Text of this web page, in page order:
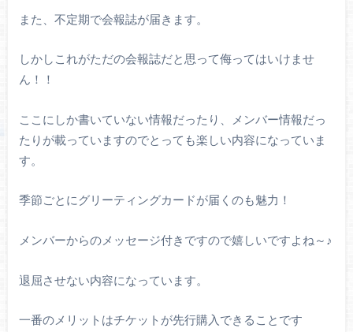
また、不定期で会報誌が届きます。
しかしこれがただの会報誌だと思って侮ってはいけませ
ん！！
ここにしか書いていない情報だったり、メンバー情報だっ
たりが載っていますのでとっても楽しい内容になっていま
す。
季節ごとにグリーティングカードが届くのも魅力！
メンバーからのメッセージ付きですので嬉しいですよね～♪
退屈させない内容になっています。
一番のメリットはチケットが先行購入できることです